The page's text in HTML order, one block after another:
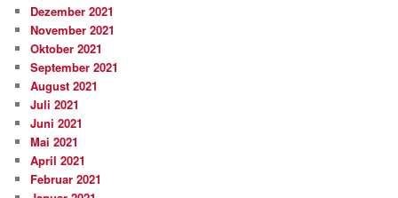
Dezember 2021
November 2021
Oktober 2021
September 2021
August 2021
Juli 2021
Juni 2021
Mai 2021
April 2021
Februar 2021